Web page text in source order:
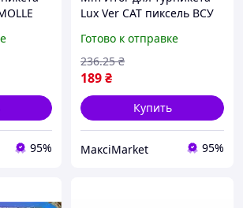
жилет
95%
Lux Ver CAT пиксель ВСУ
жилета
кровоостанавливающий
жгут ком Maxi7\Q
Готово к отправке
189₴
236.25 ₴
Купить
МаксіMarket 95%